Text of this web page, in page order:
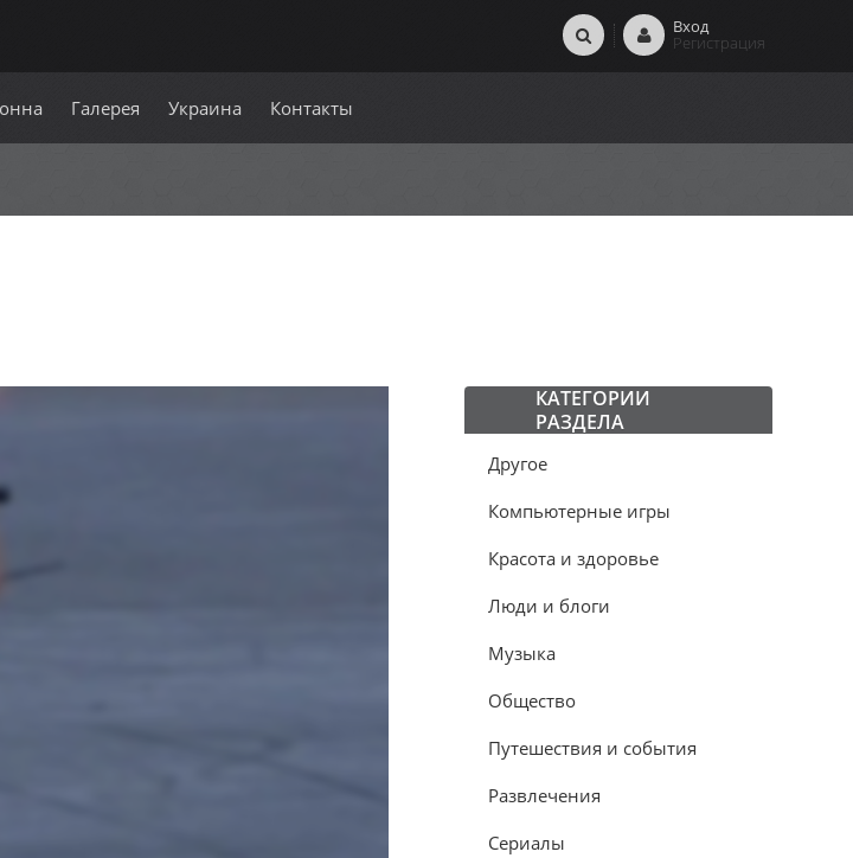
Вход
Регистрация
Галерея Украина Контакты
КАТЕГОРИИ
РАЗДЕЛА
Другое
Компьютерные игры
Красота и здоровье
Люди и блоги
Музыка
Общество
Путешествия и события
Развлечения
Сериалы